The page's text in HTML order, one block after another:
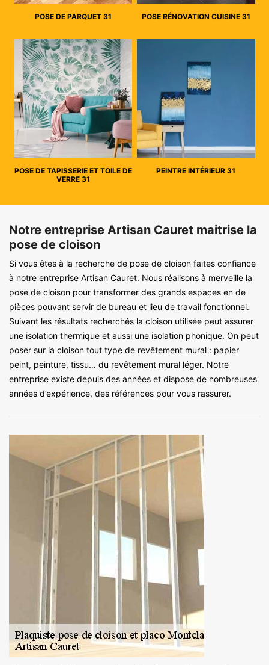
POSE DE PARQUET 31 POSE RÉNOVATION CUISINE 31
POSE DE TAPISSERIE ET TOILE DE
VERRE 31
PEINTRE INTÉRIEUR 31
Notre entreprise Artisan Cauret maitrise la
pose de cloison
Si vous êtes à la recherche de pose de cloison faites confiance
à notre entreprise Artisan Cauret. Nous réalisons à merveille la
pose de cloison pour transformer des grands espaces en de
pièces pouvant servir de bureau et lieu de travail fonctionnel.
Suivant les résultats recherchés la cloison utilisée peut assurer
une isolation thermique et aussi une isolation phonique. On peut
poser sur la cloison tout type de revêtement mural : papier
peint, peinture, tissu… du revêtement mural léger. Notre
entreprise existe depuis des années et dispose de nombreuses
années d’expérience, des références pour vous rassurer.